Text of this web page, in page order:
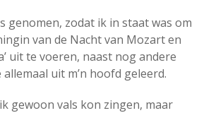
genomen, zodat ik in staat was om
van de Nacht van Mozart en
uit te voeren, naast nog andere
uit m’n hoofd geleerd.
gewoon vals kon zingen, maar